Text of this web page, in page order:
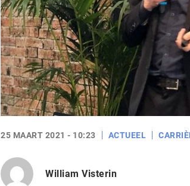
25 MAART 2021 - 10:23 ACTUEEL
William Visterin